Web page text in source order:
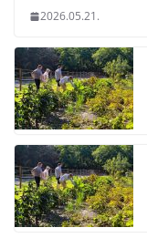
2026.05.21.